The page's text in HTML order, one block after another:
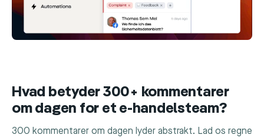
Hvad betyder 300+ kommentarer
om dagen for et e-handelsteam?
300 kommentarer om dagen lyder abstrakt. Lad os regne